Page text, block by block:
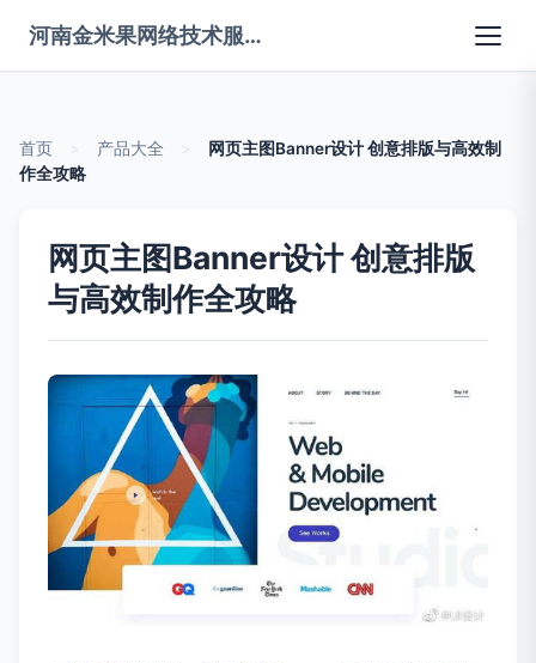
河南金米果网络技术服务有限公司
首页 产品大全
网页主图Banner设计 创意排版与高效制
作全攻略
网页主图Banner设计 创意排版
与高效制作全攻略